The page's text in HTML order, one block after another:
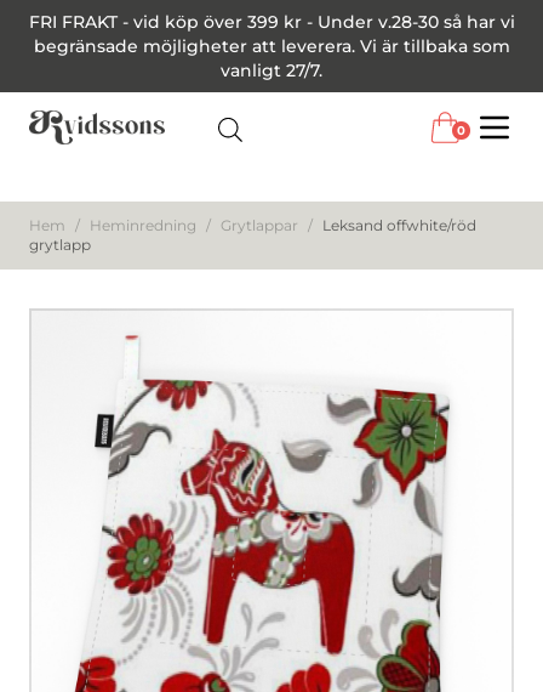
FRI FRAKT - vid köp över 399 kr - Under v.28-30 så har vi
begränsade möjligheter att leverera. Vi är tillbaka som
vanligt 27/7.
0
Hem / Heminredning / Grytlappar / Leksand offwhite/röd
grytlapp